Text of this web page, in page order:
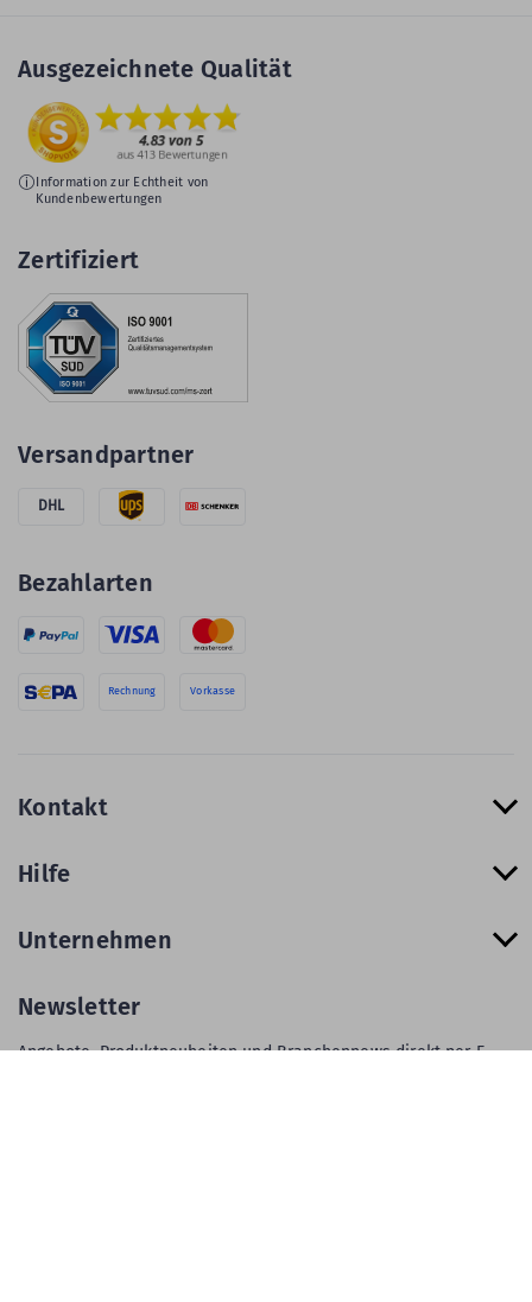
Ausgezeichnete Qualität
Information zur Echtheit von
Kundenbewertungen
Zertifiziert
Versandpartner
DHL
Bezahlarten
Rechnung Vorkasse
Kontakt
Hilfe
Unternehmen
Newsletter
Angebote, Produktneuheiten und Branchennews direkt per E-